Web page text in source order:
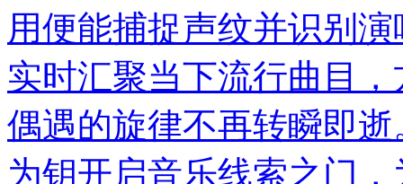
用便能捕捉声纹并识别
实时汇聚当下流行曲目
偶遇的旋律不再转瞬即
为钥开启音乐线索之门